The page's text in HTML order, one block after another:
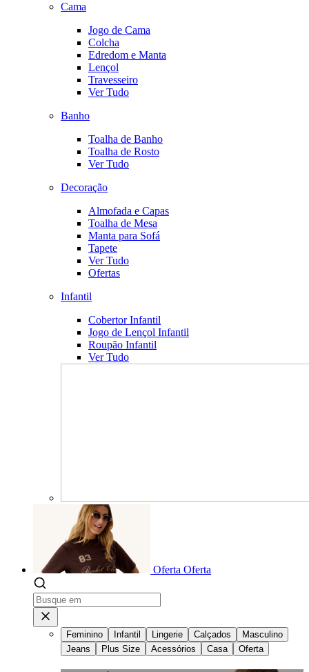
Cama
Jogo de Cama
Colcha
Edredom e Manta
Lençol
Travesseiro
Ver Tudo
Banho
Toalha de Banho
Toalha de Rosto
Ver Tudo
Decoração
Almofada e Capas
Toalha de Mesa
Manta para Sofá
Tapete
Ver Tudo
Ofertas
Infantil
Cobertor Infantil
Jogo de Lençol Infantil
Roupão Infantil
Ver Tudo
Oferta Oferta
Feminino Infantil Lingerie Calçados
Masculino
Jeans
Plus Size Acessórios Casa Oferta